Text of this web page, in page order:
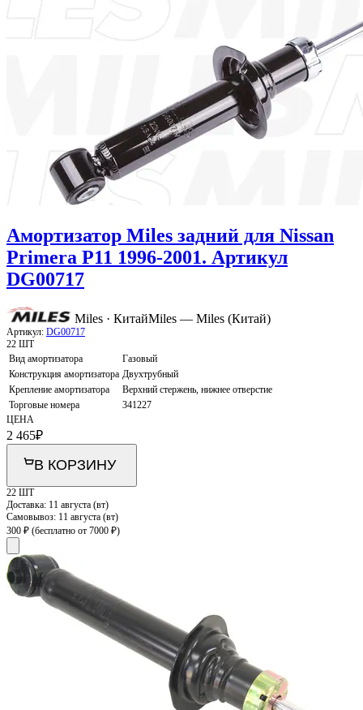
Амортизатор Miles задний для Nissan
Primera P11 1996-2001. Артикул
DG00717
Miles · КитайMiles — Miles (Китай)
Артикул: DG00717
22 ШТ
Вид амортизатора
Газовый
Конструкция амортизатора Двухтрубный
Крепление амортизатора
Верхний стержень, нижнее отверстие
Торговые номера
341227
ЦЕНА
2 465₽
В КОРЗИНУ
22 ШТ
Доставка: 11 августа (вт)
Самовывоз: 11 августа (вт)
300 ₽ (бесплатно от 7000 ₽)